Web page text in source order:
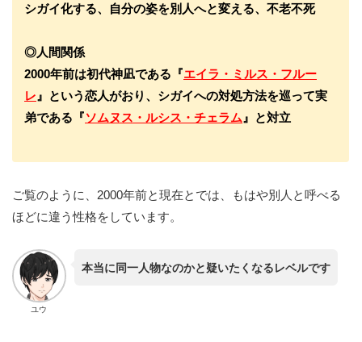
シガイ化する、自分の姿を別人へと変える、不老不死
◎人間関係
2000年前は初代神凪である『エイラ・ミルス・フルー
レ 』という恋人がおり、シガイへの対処方法を巡って実
弟である『ソムヌス・ルシス・チェラム 』と対立
ご覧のように、2000年前と現在とでは、もはや別人と呼べる
ほどに違う性格をしています。
ユウ
本当に同一人物なのかと疑いたくなるレベルです